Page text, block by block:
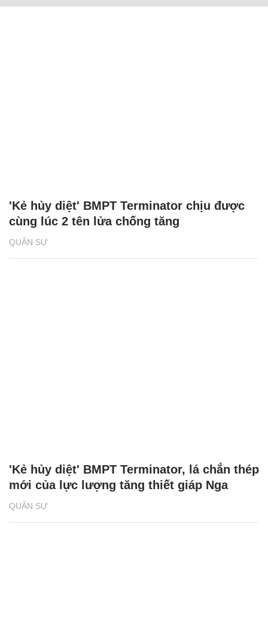
QUÂN SỰ
'Kẻ hủy diệt' BMPT Terminator chịu được
cùng lúc 2 tên lửa chống tăng
QUÂN SỰ
'Kẻ hủy diệt' BMPT Terminator, lá chắn thép
mới của lực lượng tăng thiết giáp Nga